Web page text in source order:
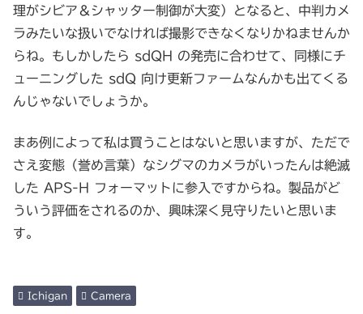
理がシビア＆シャッター制御が大変）となると、中判カメ
ラみたいな扱いでなければ撮影できなくなりかねませんか
らね。もしかしたら sdQH の発売に合わせて、同様にチ
ューニングした sdQ 向け更新ファームなんかも出てくる
んじゃないでしょうか。
まあ例によって私は買うことはないと思いますが、ただで
さえ変態（誉め言葉）なシグマのカメラがいったんは絶滅
した APS-H フォーマットに参入ですからね。製品がど
ういう評価をされるのか、興味深く見守りたいと思いま
す。
Ichigan Camera